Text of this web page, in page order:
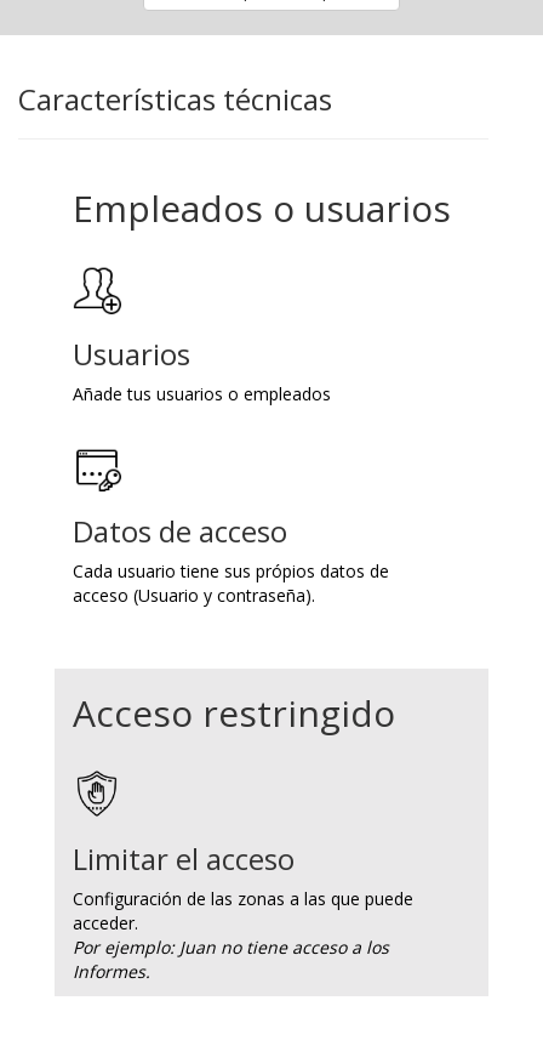
Características técnicas
Empleados o usuarios
Usuarios
Añade tus usuarios o empleados
Datos de acceso
Cada usuario tiene sus própios datos de
acceso (Usuario y contraseña).
Acceso restringido
Limitar el acceso
Configuración de las zonas a las que puede
acceder.
Por ejemplo: Juan no tiene acceso a los
Informes.